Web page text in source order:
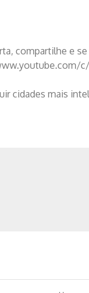
compartilhe e
cidades mais